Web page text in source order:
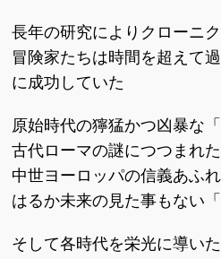
長年の研究によりクローニ
冒険家たちは時間を超えて
に成功していた
原始時代の獰猛かつ凶暴な「
古代ローマの謎につつまれ
中世ヨーロッパの信義あふれ
はるか未来の見た事もない「
そして各時代を栄光に導い